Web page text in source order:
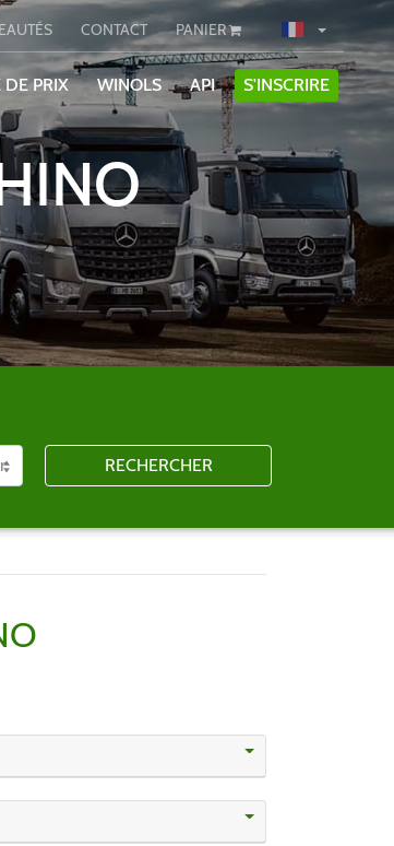
CONTACT PANIER
DE PRIX WINOLS API S'INSCRIRE
RECHERCHER